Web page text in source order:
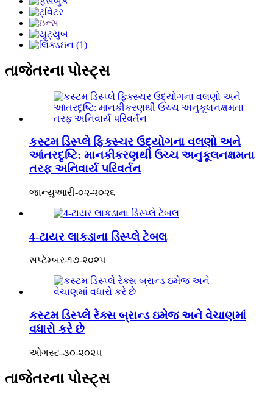
તાજેતરના પોસ્ટ્સ
કસ્ટમ ડિસ્પ્લે ફિક્સ્ચર ઉદ્યોગના વલણો અને
આંતરદૃષ્ટિ: માનકીકરણથી ઉચ્ચ અનુકૂલનક્ષમતા
તરફ અનિવાર્ય પરિવર્તન
જાન્યુઆરી-૦૨-૨૦૨૬
4-ટાયર લાકડાના ડિસ્પ્લે ટેબલ
સપ્ટેમ્બર-૧૭-૨૦૨૫
કસ્ટમ ડિસ્પ્લે રેક્સ બ્રાન્ડ ઇમેજ અને વેચાણમાં
વધારો કરે છે
ઓગસ્ટ-૩૦-૨૦૨૫
તાજેતરના પોસ્ટ્સ